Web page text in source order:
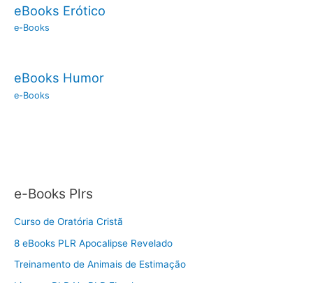
eBooks Erótico
e-Books
eBooks Humor
e-Books
e-Books Plrs
Curso de Oratória Cristã
8 eBooks PLR Apocalipse Revelado
Treinamento de Animais de Estimação